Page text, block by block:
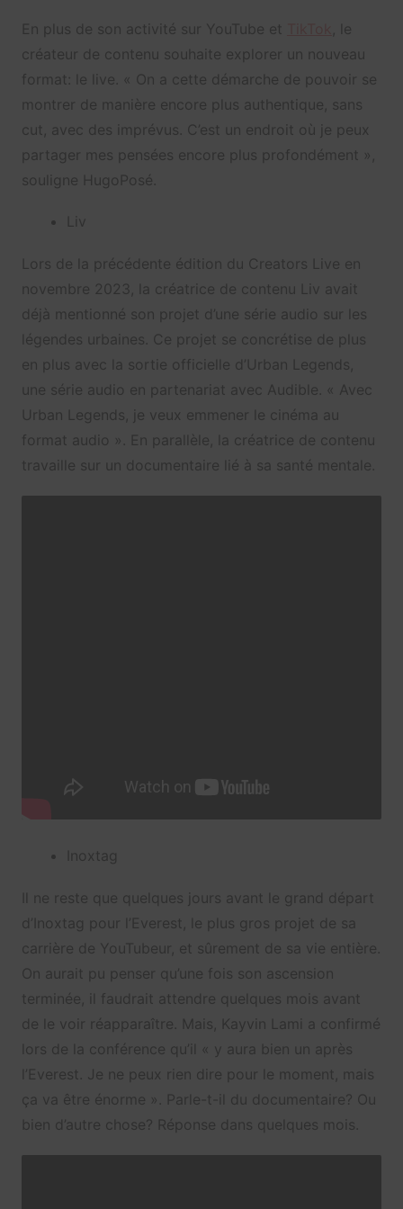
En plus de son activité sur YouTube et
, le
créateur de contenu souhaite explorer un nouveau
format: le live. « On a cette démarche de pouvoir se
montrer de manière encore plus authentique, sans
cut, avec des imprévus. C’est un endroit où je peux
partager mes pensées encore plus profondément »,
souligne HugoPosé.
Liv
Lors de la précédente édition du Creators Live en
novembre 2023, la créatrice de contenu Liv avait
déjà mentionné son projet d’une série audio sur les
légendes urbaines. Ce projet se concrétise de plus
en plus avec la sortie officielle d’Urban Legends,
une série audio en partenariat avec Audible. « Avec
Urban Legends, je veux emmener le cinéma au
format audio ». En parallèle, la créatrice de contenu
travaille sur un documentaire lié à sa santé mentale.
Inoxtag
Il ne reste que quelques jours avant le grand départ
d’Inoxtag pour l’Everest, le plus gros projet de sa
carrière de YouTubeur, et sûrement de sa vie entière.
On aurait pu penser qu’une fois son ascension
terminée, il faudrait attendre quelques mois avant
de le voir réapparaître. Mais, Kayvin Lami a confirmé
lors de la conférence qu’il « y aura bien un après
l’Everest. Je ne peux rien dire pour le moment, mais
ça va être énorme ». Parle-t-il du documentaire? Ou
bien d’autre chose? Réponse dans quelques mois.